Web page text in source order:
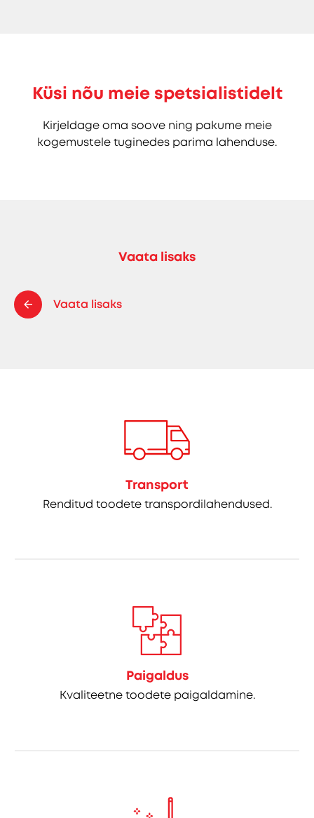
Küsi nõu meie spetsialistidelt
Kirjeldage oma soove ning pakume meie
kogemustele tuginedes parima lahenduse.
Vaata lisaks
Vaata lisaks
Transport
Renditud toodete transpordilahendused.
Paigaldus
Kvaliteetne toodete paigaldamine.